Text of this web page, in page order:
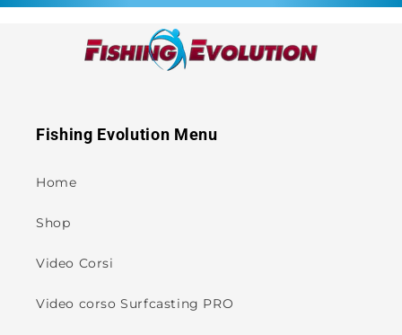
Fishing Evolution Menu
Home
Shop
Video Corsi
Video corso Surfcasting PRO